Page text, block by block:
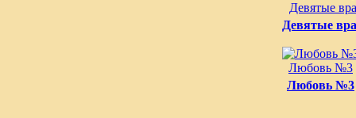
Девятые
Девятые
Любовь №3
Любовь №3